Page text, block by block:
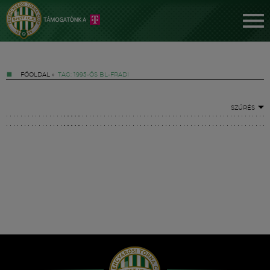
FŐOLDAL » TAG: 1995-ÖS BL-FRADI
SZŰRÉS
Hírek